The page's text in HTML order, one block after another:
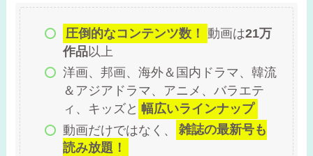
圧倒的なコンテンツ数！ 動画は21万
作品以上
洋画、邦画、海外＆国内ドラマ、韓流
＆アジアドラマ、アニメ、バラエテ
ィ、キッズと 幅広いラインナップ
動画だけではなく、
雑誌の最新号も
読み放題！